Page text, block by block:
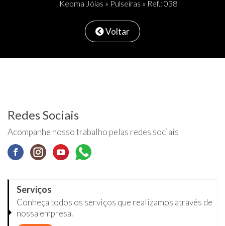
Keoma Jóias » Pulseiras » Ref.: 038
Voltar
Redes Sociais
Acompanhe nosso trabalho pelas redes sociais
Serviços
Conheça todos os serviços que realizamos através de
nossa empresa.